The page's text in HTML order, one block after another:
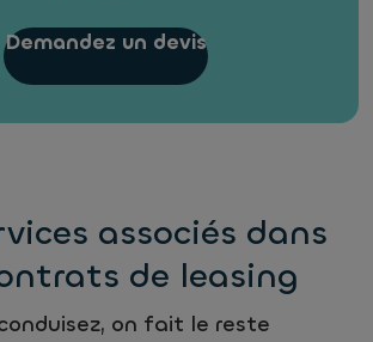
Demandez un devis
associés dans
de leasing
on fait le reste